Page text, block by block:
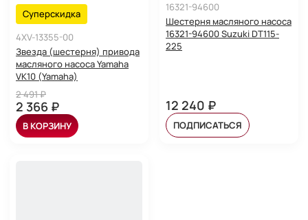
Суперскидка
4XV-13355-00
Звезда (шестерня) привода
масляного насоса Yamaha
VK10 (Yamaha)
2 491 ₽
2 366 ₽
В КОРЗИНУ
16321-94600
Шестерня масляного насоса
16321-94600 Suzuki DT115-
225
12 240 ₽
ПОДПИСАТЬСЯ